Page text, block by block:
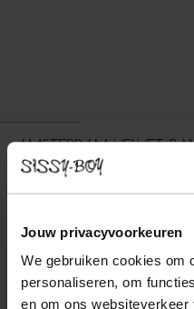
Jouw privacyvoorkeuren
We gebruiken cookies om
personaliseren, om
en om ons
AMSTERDAM VELVET
bank heeft dankzij het zachte,
uitstraling en een
levering kan de bank in kleur